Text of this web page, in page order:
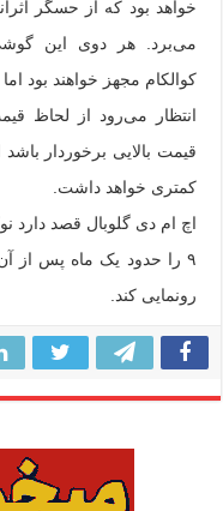
خواهد بود که از حسگر
کوالکام مجهز خواهند بود
کمتری خواهد داشت.
رونمایی کند.